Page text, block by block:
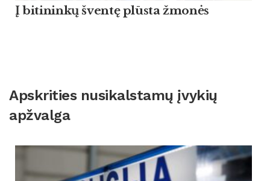
Į bitininkų šventę plūsta žmonės
Apskrities nusikalstamų įvykių
apžvalga